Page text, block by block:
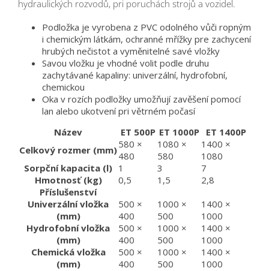
hydraulických rozvodů, pri poruchách strojů a vozidel.
Podložka je vyrobena z PVC odolného vůči ropným
i chemickým látkám, ochranné mřížky pre zachycení
hrubých nečistot a vyměnitelné savé vložky
Savou vložku je vhodné volit podle druhu
zachytávané kapaliny: univerzální, hydrofobní,
chemickou
Oka v rozích podložky umožňují zavěšení pomocí
lan alebo ukotvení pri větrném počasí
Název
ET 500P ET 1000P ET 1400P
Celkový rozmer (mm)580 ×
480
1080 ×
580
1400 ×
1080
Sorpční kapacita (l) 1 3
7
Hmotnosť (kg)
0,5 1,5
2,8
Příslušenství
Univerzální vložka
(mm)
500 ×
400
1000 ×
500
1400 ×
1000
Hydrofobní vložka
(mm)
500 ×
400
1000 ×
500
1400 ×
1000
Chemická vložka
(mm)
500 ×
400
1000 ×
500
1400 ×
1000